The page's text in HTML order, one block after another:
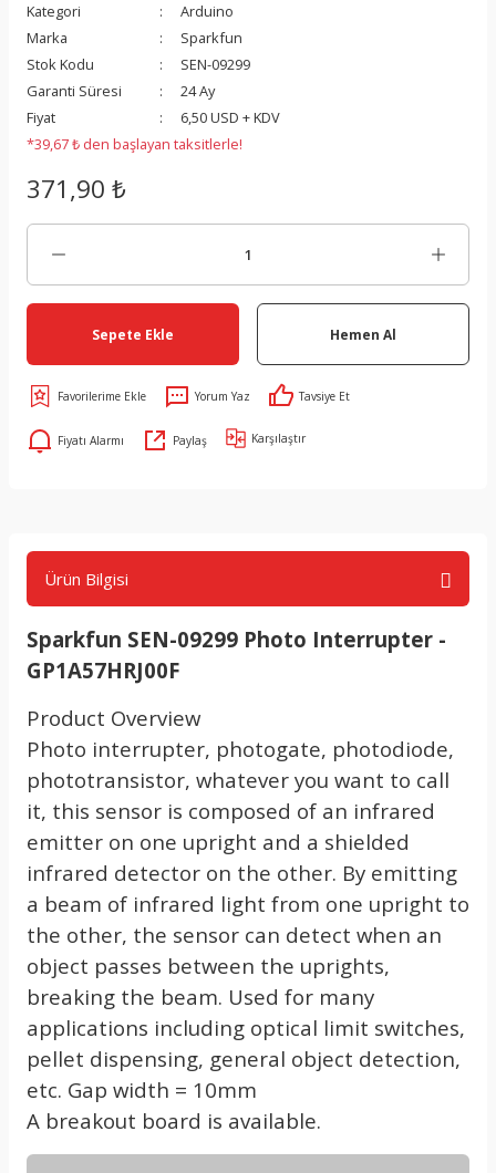
Kategori
Arduino
Marka
Sparkfun
Stok Kodu
SEN-09299
Garanti Süresi
24 Ay
Fiyat
6,50 USD + KDV
*39,67 ₺ den başlayan taksitlerle!
371,90 ₺
Sepete Ekle Hemen Al
Yorum Yaz Tavsiye Et
Fiyatı Alarmı Paylaş Karşılaştır
Ürün Bilgisi
Sparkfun SEN-09299 Photo Interrupter -
GP1A57HRJ00F
Product Overview
Photo interrupter, photogate, photodiode,
phototransistor, whatever you want to call
it, this sensor is composed of an infrared
emitter on one upright and a shielded
infrared detector on the other. By emitting
a beam of infrared light from one upright to
the other, the sensor can detect when an
object passes between the uprights,
breaking the beam. Used for many
applications including optical limit switches,
pellet dispensing, general object detection,
etc. Gap width = 10mm
A breakout board is available.